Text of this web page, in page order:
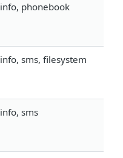
info, phonebook
info, sms, filesystem
info, sms